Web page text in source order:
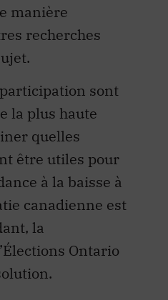
manière
recherches
sont
la plus haute
quelles
être utiles pour
à la baisse à
canadienne est
la
Ontario